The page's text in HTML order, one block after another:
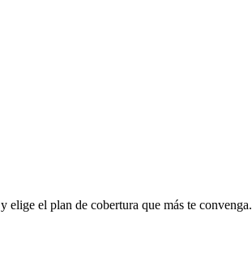
y elige el plan de cobertura que más te convenga.